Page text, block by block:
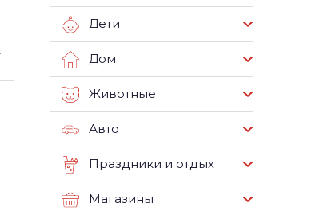
Дети
Дом
Животные
Авто
Праздники и отдых
Магазины